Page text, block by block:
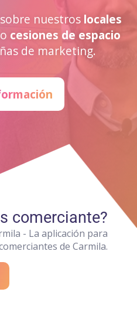
nuestros locales
o cesiones de espacio
de marketing.
comerciante?
- La aplicación para
de Carmila.